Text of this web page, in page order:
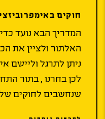
חוקים
המדריך הבא נועד
האלתור ולציין את
ניתן לתרגל וליישם
שנחשבים לחוקים של